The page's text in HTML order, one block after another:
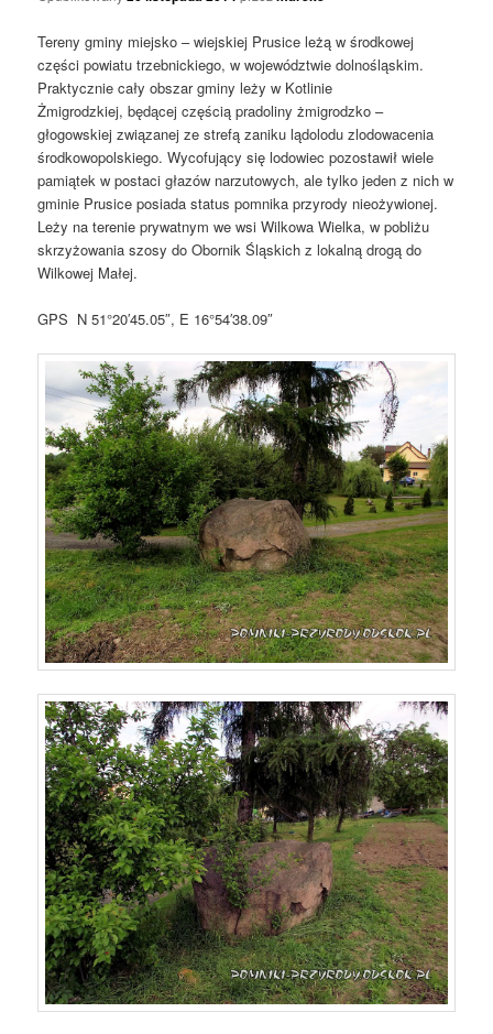
Tereny gminy miejsko – wiejskiej Prusice leżą w środkowej
części powiatu trzebnickiego, w województwie dolnośląskim.
Praktycznie cały obszar gminy leży w Kotlinie
Żmigrodzkiej, będącej częścią pradoliny żmigrodzko –
głogowskiej związanej ze strefą zaniku lądolodu zlodowacenia
środkowopolskiego. Wycofujący się lodowiec pozostawił wiele
pamiątek w postaci głazów narzutowych, ale tylko jeden z nich w
gminie Prusice posiada status pomnika przyrody nieożywionej.
Leży na terenie prywatnym we wsi Wilkowa Wielka, w pobliżu
skrzyżowania szosy do Obornik Śląskich z lokalną drogą do
Wilkowej Małej.
GPS N 51°20′45.05″, E 16°54′38.09″